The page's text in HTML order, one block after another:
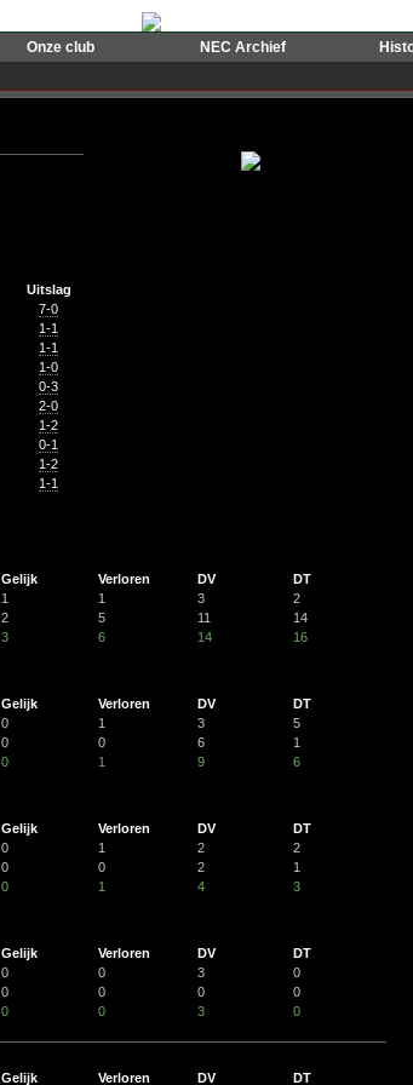
Onze club NEC Archief
Uitslag
7-0
1-1
1-1
1-0
0-3
2-0
1-2
0-1
1-2
1-1
Gelijk Verloren DV
DT
1 1 3
2
2 5 11
14
3 6 14 16
Gelijk Verloren DV
DT
0 1 3
5
0 0 6
1
0 1 9 6
Gelijk Verloren DV
DT
0 1 2
2
0 0 2
1
0 1 4 3
Gelijk Verloren DV
DT
0 0 3
0
0 0 0
0
0 0 3 0
Gelijk Verloren DV DT